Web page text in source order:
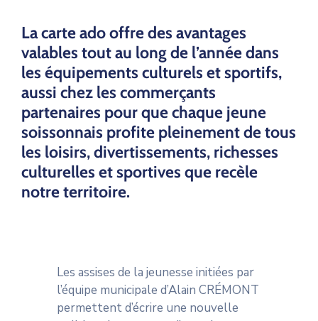
La carte ado offre des avantages
valables tout au long de l’année dans
les équipements culturels et sportifs,
aussi chez les commerçants
partenaires pour que chaque jeune
soissonnais profite pleinement de tous
les loisirs, divertissements, richesses
culturelles et sportives que recèle
notre territoire.
Les assises de la jeunesse initiées par
l’équipe municipale d’Alain CRÉMONT
permettent d’écrire une nouvelle